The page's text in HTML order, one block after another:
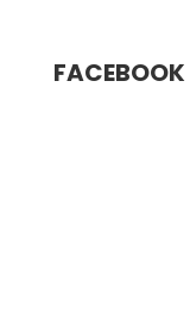
FACEBOOK